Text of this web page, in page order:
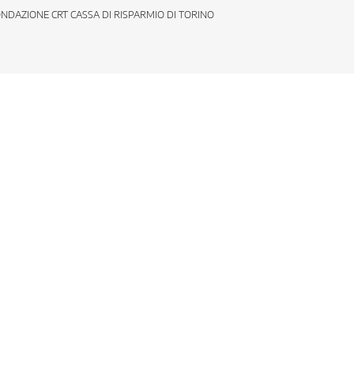
CRT CASSA DI RISPARMIO DI TORINO